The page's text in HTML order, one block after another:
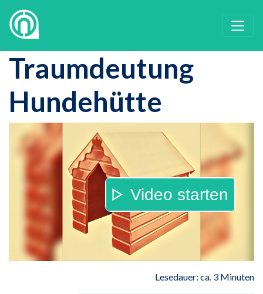
Traumdeutung
Hundehütte
Video starten
Lesedauer: ca. 3 Minuten